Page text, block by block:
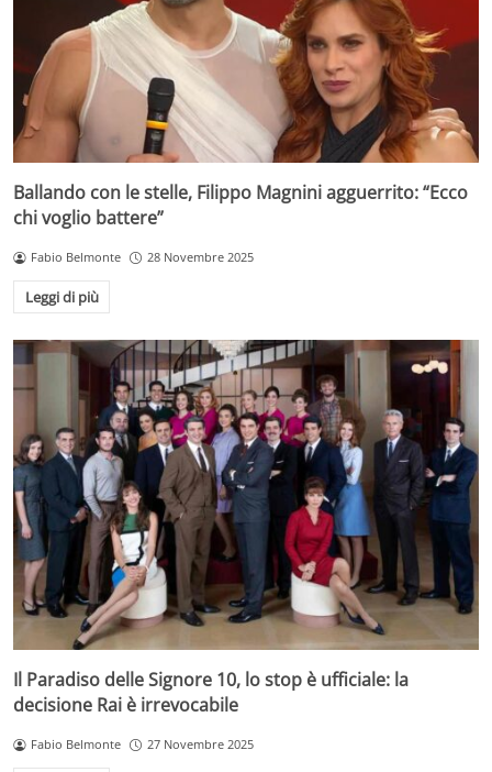
Ballando con le stelle, Filippo Magnini agguerrito: “Ecco
chi voglio battere”
Fabio Belmonte 28 Novembre 2025
Leggi di più
Il Paradiso delle Signore 10, lo stop è ufficiale: la
decisione Rai è irrevocabile
Fabio Belmonte 27 Novembre 2025